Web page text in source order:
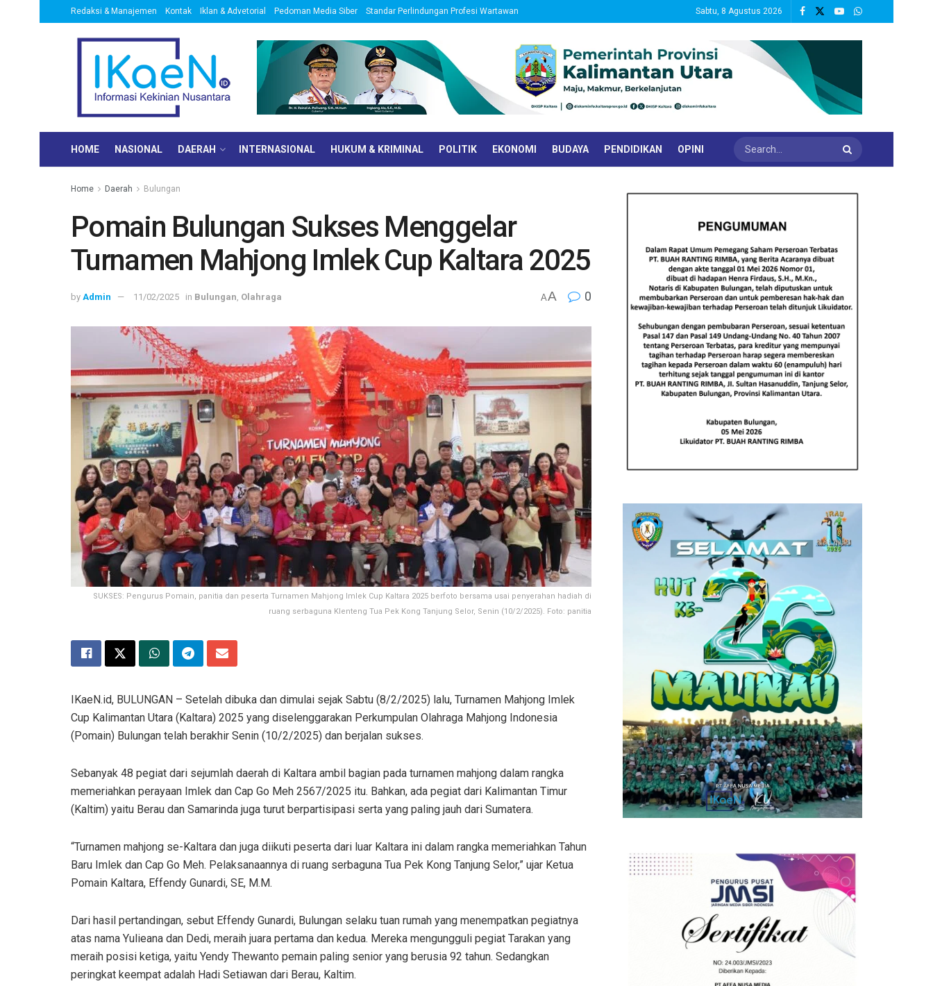
Redaksi & Manajemen Kontak Iklan & Advetorial Pedoman Media Siber Standar Perlindungan Profesi Wartawan Sabtu, 8 Agustus 2026
HOME NASIONAL DAERAH INTERNASIONAL HUKUM & KRIMINAL POLITIK EKONOMI BUDAYA PENDIDIKAN OPINI
Home Daerah Bulungan
Pomain Bulungan Sukses Menggelar
Turnamen Mahjong Imlek Cup Kaltara 2025
by Admin 11/02/2025 in Bulungan Olahraga AA 0
SUKSES: Pengurus Pomain, panitia dan peserta Turnamen Mahjong Imlek Cup Kaltara 2025 berfoto bersama usai penyerahan hadiah di
ruang serbaguna Klenteng Tua Pek Kong Tanjung Selor, Senin (10/2/2025). Foto: panitia
IKaeN.id, BULUNGAN – Setelah dibuka dan dimulai sejak Sabtu (8/2/2025) lalu, Turnamen Mahjong Imlek
Cup Kalimantan Utara (Kaltara) 2025 yang diselenggarakan Perkumpulan Olahraga Mahjong Indonesia
(Pomain) Bulungan telah berakhir Senin (10/2/2025) dan berjalan sukses.
Sebanyak 48 pegiat dari sejumlah daerah di Kaltara ambil bagian pada turnamen mahjong dalam rangka
memeriahkan perayaan Imlek dan Cap Go Meh 2567/2025 itu. Bahkan, ada pegiat dari Kalimantan Timur
(Kaltim) yaitu Berau dan Samarinda juga turut berpartisipasi serta yang paling jauh dari Sumatera.
“Turnamen mahjong se-Kaltara dan juga diikuti peserta dari luar Kaltara ini dalam rangka memeriahkan Tahun
Baru Imlek dan Cap Go Meh. Pelaksanaannya di ruang serbaguna Tua Pek Kong Tanjung Selor,” ujar Ketua
Pomain Kaltara, Effendy Gunardi, SE, M.M.
Dari hasil pertandingan, sebut Effendy Gunardi, Bulungan selaku tuan rumah yang menempatkan pegiatnya
atas nama Yulieana dan Dedi, meraih juara pertama dan kedua. Mereka mengungguli pegiat Tarakan yang
meraih posisi ketiga, yaitu Yendy Thewanto pemain paling senior yang berusia 92 tahun. Sedangkan
peringkat keempat adalah Hadi Setiawan dari Berau, Kaltim.